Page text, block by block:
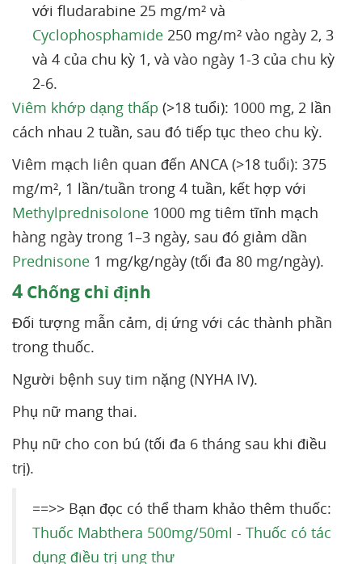
với fludarabine 25 mg/m² và
Cyclophosphamide 250 mg/m² vào ngày 2, 3
và 4 của chu kỳ 1, và vào ngày 1-3 của chu kỳ
2-6.
Viêm khớp dạng thấp (>18 tuổi): 1000 mg, 2 lần
cách nhau 2 tuần, sau đó tiếp tục theo chu kỳ.
Viêm mạch liên quan đến ANCA (>18 tuổi): 375
mg/m², 1 lần/tuần trong 4 tuần, kết hợp với
Methylprednisolone 1000 mg tiêm tĩnh mạch
hàng ngày trong 1–3 ngày, sau đó giảm dần
Prednisone 1 mg/kg/ngày (tối đa 80 mg/ngày).
4 Chống chỉ định
Đối tượng mẫn cảm, dị ứng với các thành phần
trong thuốc.
Người bệnh suy tim nặng (NYHA IV).
Phụ nữ mang thai.
Phụ nữ cho con bú (tối đa 6 tháng sau khi điều
trị).
==>> Bạn đọc có thể tham khảo thêm thuốc:
Thuốc Mabthera 500mg/50ml - Thuốc có tác
dụng điều trị ung thư